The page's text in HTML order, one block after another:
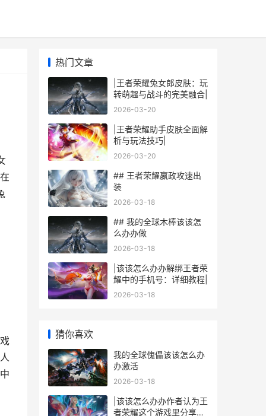
热门文章
|王者荣耀兔女郎皮肤：玩
转萌趣与战斗的完美融合|
2026-03-20
|王者荣耀助手皮肤全面解
析与玩法技巧|
2026-03-20
## 王者荣耀嬴政攻速出
装
2026-03-18
## 我的全球木棒该该怎
么办办做
2026-03-18
|该该怎么办办解绑王者荣
耀中的手机号：详细教程|
2026-03-18
猜你喜欢
我的全球傀儡该该怎么办
办激活
2026-03-18
|该该怎么办办作者认为王
者荣耀这个游戏里分享链